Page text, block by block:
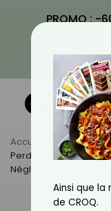
PROMO : -
Accueil Actus
Perdre La Graisse
Négligé
Ainsi que
de CROQ.